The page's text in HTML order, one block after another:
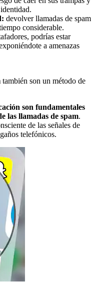
devolver llamadas de spam
considerable.
podrías estar
a amenazas
también son un método de
son fundamentales
las llamadas de spam.
de las señales de
telefónicos.